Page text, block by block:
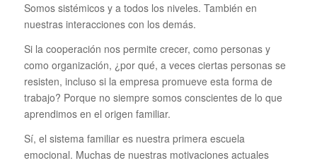
Somos sistémicos y a todos los niveles. También en
nuestras interacciones con los demás.
Si la cooperación nos permite crecer, como personas y
como organización, ¿por qué, a veces ciertas personas se
resisten, incluso si la empresa promueve esta forma de
trabajo? Porque no siempre somos conscientes de lo que
aprendimos en el origen familiar.
Sí, el sistema familiar es nuestra primera escuela
emocional. Muchas de nuestras motivaciones actuales